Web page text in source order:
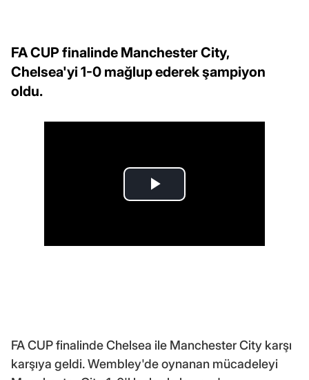
FA CUP finalinde Manchester City,
Chelsea'yi 1-0 mağlup ederek şampiyon
oldu.
FA CUP finalinde Chelsea ile Manchester City karşı
karşıya geldi. Wembley'de oynanan mücadeleyi